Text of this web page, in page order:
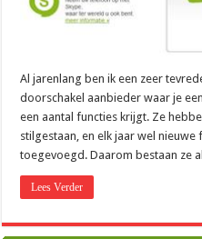
Al jarenlang ben ik een zeer
doorschakel aanbieder waar je
een aantal functies krijgt. Ze
stilgestaan, en elk jaar wel nieuwe
toegevoegd. Daarom bestaan ze
Lees Verder